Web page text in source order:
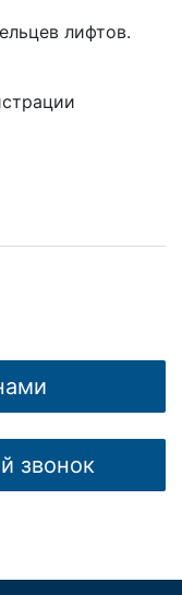
лифтов.
звонок